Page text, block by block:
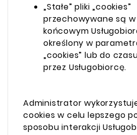
„Stałe” pliki „cookies”
przechowywane są
końcowym
określony w
„cookies” lub do
przez Usługobiorcę.
Administrator
cookies w celu lepszego
sposobu interakcji